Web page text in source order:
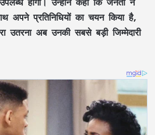
अपने प्रतिनिधियों का चयन किया है,
उतरना अब उनकी सबसे बड़ी जिम्मेदारी